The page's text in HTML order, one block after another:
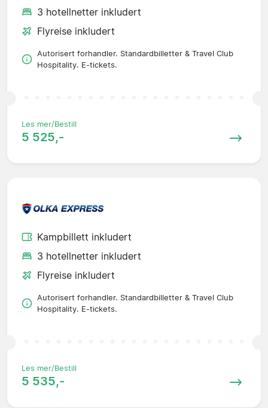
3 hotellnetter inkludert
Flyreise inkludert
Autorisert forhandler. Standardbilletter & Travel Club
Hospitality. E-tickets.
Les mer/Bestill
5 525,-
Kampbillett inkludert
3 hotellnetter inkludert
Flyreise inkludert
Autorisert forhandler. Standardbilletter & Travel Club
Hospitality. E-tickets.
Les mer/Bestill
5 535,-